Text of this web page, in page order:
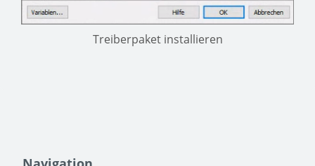
Treiberpaket installieren